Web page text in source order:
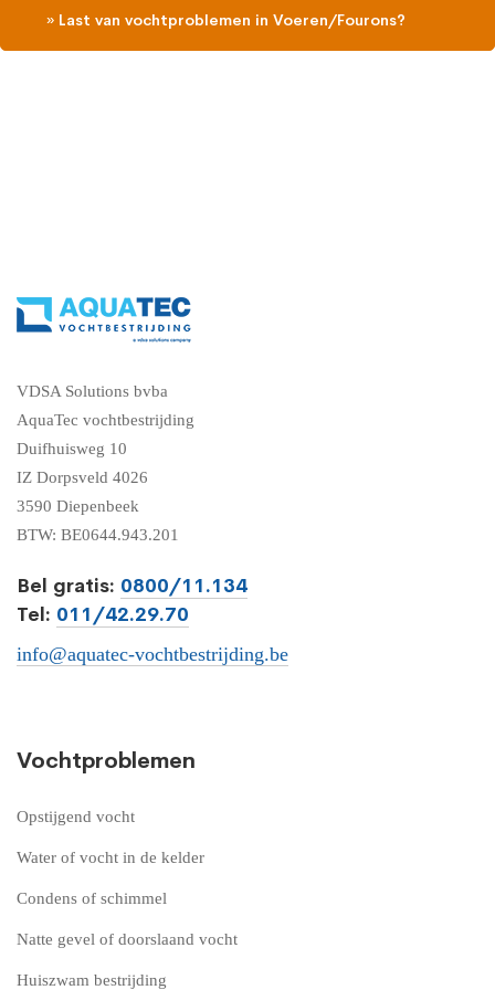
» Last van vochtproblemen in Voeren/Fourons?
VDSA Solutions bvba
AquaTec vochtbestrijding
Duifhuisweg 10
IZ Dorpsveld 4026
3590 Diepenbeek
BTW: BE0644.943.201
Bel gratis: 0800/11.134
Tel: 011/42.29.70
info@aquatec-vochtbestrijding.be
Vochtproblemen
Opstijgend vocht
Water of vocht in de kelder
Condens of schimmel
Natte gevel of doorslaand vocht
Huiszwam bestrijding